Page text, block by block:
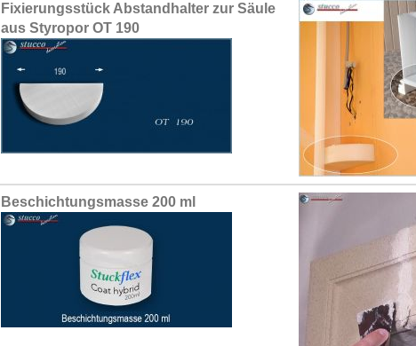
Fixierungsstück Abstandhalter zur Säule
aus Styropor OT 190
Beschichtungsmasse 200 ml